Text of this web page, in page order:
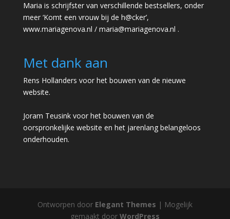
Maria is schrijfster van verschillende bestsellers, onder
meer ‘Komt een vrouw bij de h@cker’,
www.mariagenova.nl / maria@mariagenova.nl .
Met dank aan
Rens Hollanders voor het bouwen van de nieuwe
website.
Joram Teusink voor het bouwen van de
oorspronkelijke website en het jarenlang belangeloos
onderhouden.
Ontworpen door Elegant Themes | Mogelijk
gemaakt door WordPress